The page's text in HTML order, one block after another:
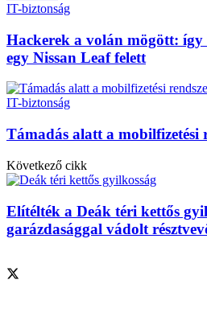
IT-biztonság
Hackerek a volán mögött:
egy Nissan Leaf felett
IT-biztonság
Támadás alatt a mobilfizetési
Következő cikk
Elítélték a Deák téri kettős
garázdasággal vádolt